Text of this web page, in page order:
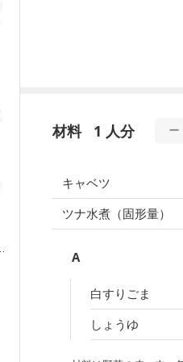
材料 1 人分
キャベツ
ツナ水煮（固形量）
A
白すりごま
しょうゆ